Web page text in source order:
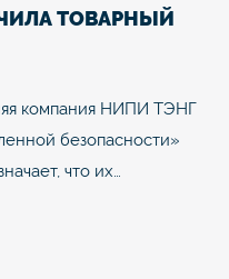
ТОВАРНЫЙ
компания НИПИ ТЭНГ
безопасности»
что их…